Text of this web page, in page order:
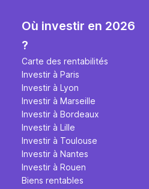
ce secret
principale
études et
Où investir en 2026
?
Carte des rentabilités
Investir à Paris
Investir à Lyon
Investir à Marseille
Investir à Bordeaux
Investir à Lille
Investir à Toulouse
Investir à Nantes
Investir à Rouen
Biens rentables